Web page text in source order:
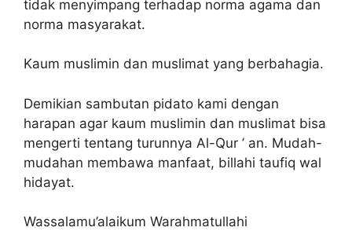
tidak menyimpang terhadap norma agama dan
norma masyarakat.
Kaum muslimin dan muslimat yang berbahagia.
Demikian sambutan pidato kami dengan
harapan agar kaum muslimin dan muslimat bisa
mengerti tentang turunnya Al-Qur ’ an. Mudah-
mudahan membawa manfaat, billahi taufiq wal
hidayat.
Wassalamu’alaikum Warahmatullahi